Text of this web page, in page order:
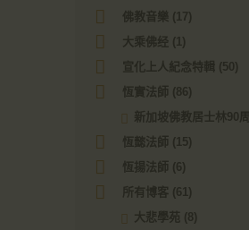
佛教音樂 (17)
大乘佛经 (1)
宣化上人紀念特輯 (50)
恆實法師 (86)
新加坡佛教居士林90
恆懿法師 (15)
恆揚法師 (6)
所有博客 (61)
大悲學苑 (8)